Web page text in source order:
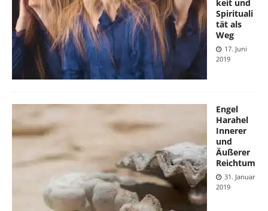
keit und
Spirituali
tät als
Weg
17. Juni
2019
Engel
Harahel
Innerer
und
Äußerer
Reichtum
31. Januar
2019